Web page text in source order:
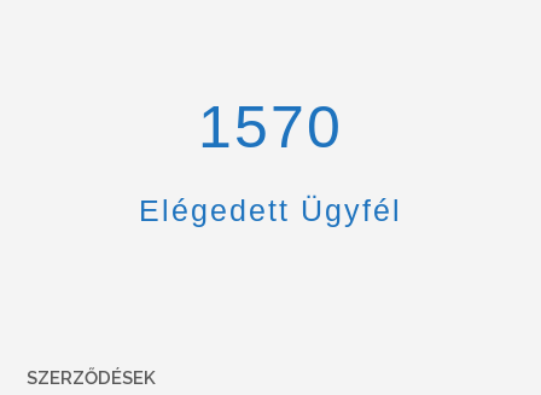
1670
Elégedett Ügyfél
SZERZŐDÉSEK